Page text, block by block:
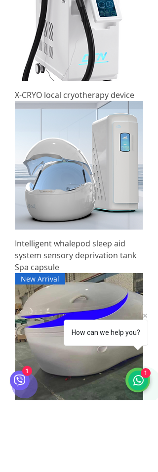
X-CRYO local cryotherapy device
Intelligent whalepod sleep aid
system sensory deprivation tank
Spa capsule
New Arrival
How can we help you?
1
1